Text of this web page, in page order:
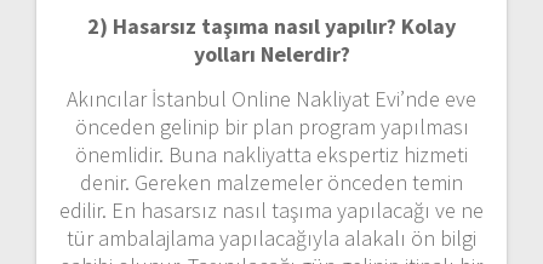
2) Hasarsız taşıma nasıl yapılır? Kolay
yolları Nelerdir?
Akıncılar İstanbul Online Nakliyat Evi’nde eve
önceden gelinip bir plan program yapılması
önemlidir. Buna nakliyatta ekspertiz hizmeti
denir. Gereken malzemeler önceden temin
edilir. En hasarsız nasıl taşıma yapılacağı ve ne
tür ambalajlama yapılacağıyla alakalı ön bilgi